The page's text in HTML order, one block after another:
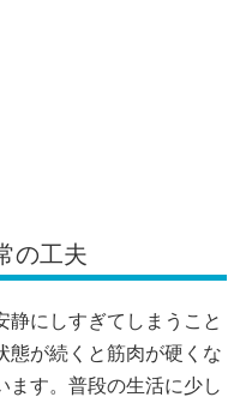
の工夫
静にしすぎてしまうこと
態が続くと筋肉が硬くな
ます。普段の生活に少し